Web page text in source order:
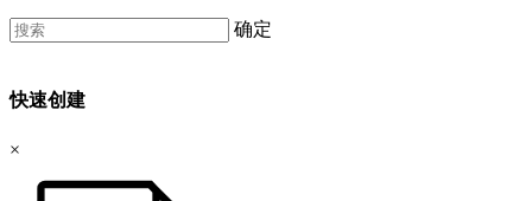
确定
快速创建
×